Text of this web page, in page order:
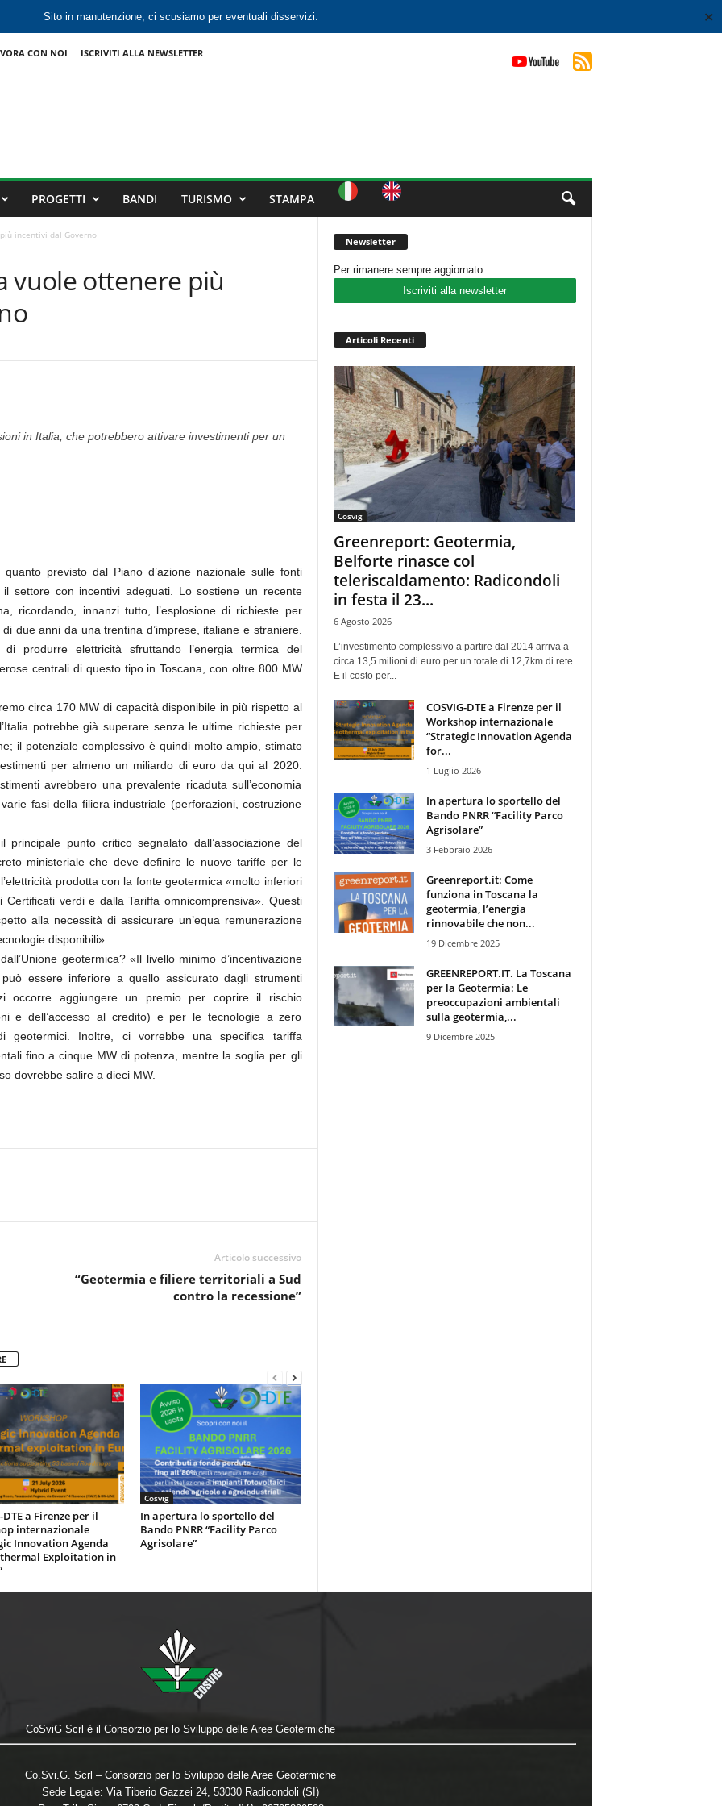
Sito in manutenzione, ci scusiamo per eventuali disservizi. ✕
CON NOI ISCRIVITI ALLA NEWSLETTER
PROGETTI BANDI TURISMO STAMPA
incentivi dal Governo
vuole ottenere più
in Italia, che potrebbero attivare investimenti per un
previsto dal Piano d’azione nazionale sulle fonti
settore con incentivi adeguati. Lo sostiene un recente
ricordando, innanzi tutto, l’esplosione di richieste per
due anni da una trentina d’imprese, italiane e straniere.
produrre elettricità sfruttando l’energia termica del
centrali di questo tipo in Toscana, con oltre 800 MW
circa 170 MW di capacità disponibile in più rispetto al
potrebbe già superare senza le ultime richieste per
il potenziale complessivo è quindi molto ampio, stimato
per almeno un miliardo di euro da qui al 2020.
avrebbero una prevalente ricaduta sull’economia
fasi della filiera industriale (perforazioni, costruzione
punto critico segnalato dall’associazione del
ministeriale che deve definire le nuove tariffe per le
prodotta con la fonte geotermica «molto inferiori
verdi e dalla Tariffa omnicomprensiva». Questi
alla necessità di assicurare un’equa remunerazione
disponibili».
geotermica? «Il livello minimo d’incentivazione
essere inferiore a quello assicurato dagli strumenti
occorre aggiungere un premio per coprire il rischio
e dell’accesso al credito) e per le tecnologie a zero
geotermici. Inoltre, ci vorrebbe una specifica tariffa
fino a cinque MW di potenza, mentre la soglia per gli
dovrebbe salire a dieci MW.
Articolo successivo
“Geotermia e filiere territoriali a Sud
contro la recessione”
DTE a Firenze per il
internazionale
Innovation Agenda
Exploitation in
Cosvig
In apertura lo sportello del
Bando PNRR “Facility Parco
Agrisolare”
Newsletter
Per rimanere sempre aggiornato
Iscriviti alla newsletter
Articoli Recenti
Cosvig
Greenreport: Geotermia,
Belforte rinasce col
teleriscaldamento: Radicondoli
in festa il 23...
6 Agosto 2026
L’investimento complessivo a partire dal 2014 arriva a
circa 13,5 milioni di euro per un totale di 12,7km di rete.
E il costo per...
COSVIG-DTE a Firenze per il
Workshop internazionale
“Strategic Innovation Agenda
for...
1 Luglio 2026
In apertura lo sportello del
Bando PNRR “Facility Parco
Agrisolare”
3 Febbraio 2026
Greenreport.it: Come
funziona in Toscana la
geotermia, l’energia
rinnovabile che non...
19 Dicembre 2025
GREENREPORT.IT. La Toscana
per la Geotermia: Le
preoccupazioni ambientali
sulla geotermia,...
9 Dicembre 2025
CoSviG Scrl è il Consorzio per lo Sviluppo delle Aree Geotermiche
Co.Svi.G. Scrl – Consorzio per lo Sviluppo delle Aree Geotermiche
Sede Legale: Via Tiberio Gazzei 24, 53030 Radicondoli (SI)